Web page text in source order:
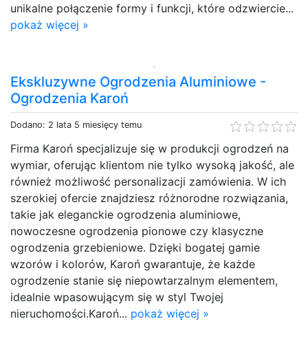
unikalne połączenie formy i funkcji, które odzwiercie...
pokaż więcej »
Ekskluzywne Ogrodzenia Aluminiowe -
Ogrodzenia Karoń
Dodano: 2 lata 5 miesięcy temu
Firma Karoń specjalizuje się w produkcji ogrodzeń na
wymiar, oferując klientom nie tylko wysoką jakość, ale
również możliwość personalizacji zamówienia. W ich
szerokiej ofercie znajdziesz różnorodne rozwiązania,
takie jak eleganckie ogrodzenia aluminiowe,
nowoczesne ogrodzenia pionowe czy klasyczne
ogrodzenia grzebieniowe. Dzięki bogatej gamie
wzorów i kolorów, Karoń gwarantuje, że każde
ogrodzenie stanie się niepowtarzalnym elementem,
idealnie wpasowującym się w styl Twojej
nieruchomości.Karoń... pokaż więcej »